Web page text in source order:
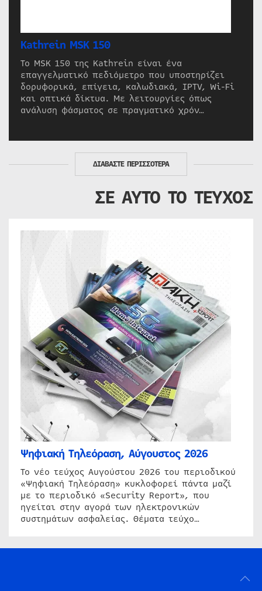
Kathrein MSK 150
Το MSK 150 της Kathrein είναι ένα
επαγγελματικό πεδιόμετρο που υποστηρίζει
δορυφορικά, επίγεια, καλωδιακά, IPTV, Wi-Fi
και οπτικά δίκτυα. Με λειτουργίες όπως
ανάλυση φάσματος σε πραγματικό χρόν…
ΔΙΑΒΑΣΤΕ ΠΕΡΙΣΣΟΤΕΡΑ
ΣΕ ΑΥΤΟ ΤΟ ΤΕΥΧΟΣ
Ψηφιακή Τηλεόραση, Αύγουστος 2026
Το νέο τεύχος Αυγούστου 2026 του περιοδικού
«Ψηφιακή Τηλεόραση» κυκλοφορεί πάντα μαζί
με το περιοδικό «Security Report», που
ηγείται στην αγορά των ηλεκτρονικών
συστημάτων ασφαλείας. Θέματα τεύχο…